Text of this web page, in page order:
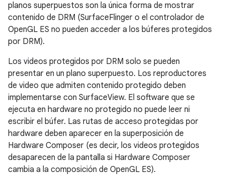
planos superpuestos son la única forma de mostrar
contenido de DRM (SurfaceFlinger o el controlador de
OpenGL ES no pueden acceder a los búferes protegidos
por DRM).
Los videos protegidos por DRM solo se pueden
presentar en un plano superpuesto. Los reproductores
de video que admiten contenido protegido deben
implementarse con SurfaceView. El software que se
ejecuta en hardware no protegido no puede leer ni
escribir el búfer. Las rutas de acceso protegidas por
hardware deben aparecer en la superposición de
Hardware Composer (es decir, los videos protegidos
desaparecen de la pantalla si Hardware Composer
cambia a la composición de OpenGL ES).